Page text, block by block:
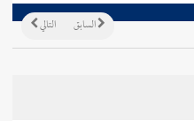
التالي السابق